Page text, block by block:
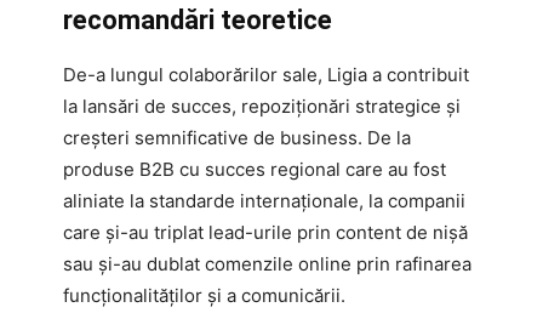
recomandări teoretice
De-a lungul colaborărilor sale, Ligia a contribuit
la lansări de succes, repoziționări strategice și
creșteri semnificative de business. De la
produse B2B cu succes regional care au fost
aliniate la standarde internaționale, la companii
care și-au triplat lead-urile prin content de nișă
sau și-au dublat comenzile online prin rafinarea
funcționalităților și a comunicării.